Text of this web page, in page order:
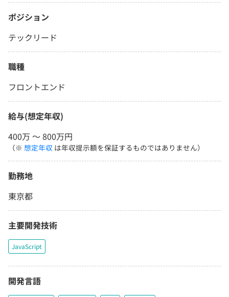
ポジション
テックリード
職種
フロントエンド
給与(想定年収)
400万 〜 800万円
（※ 想定年収 は年収提示額を保証するものではありません）
勤務地
東京都
主要開発技術
JavaScript
開発言語